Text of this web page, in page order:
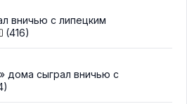
вничью с липецким
(416)
дома сыграл вничью с